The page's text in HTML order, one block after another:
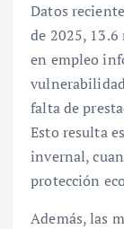
Datos
de 2025,
en empleo
falta de
Esto resulta
invernal,
protección
Además, las